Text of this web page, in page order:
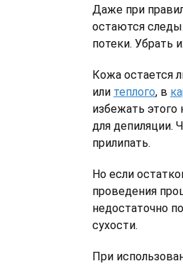
Даже при
остаются
потеки. Убрать
Кожа остается
или теплого, в
избежать этого
для депиляции.
прилипать.
Но если
проведения
недостаточно
сухости.
При